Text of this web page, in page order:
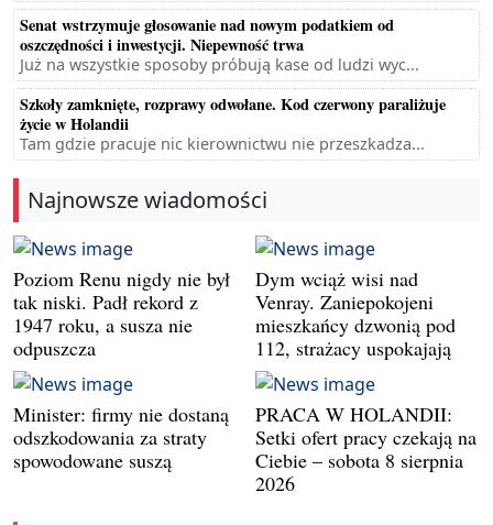
Senat wstrzymuje głosowanie nad nowym podatkiem od
oszczędności i inwestycji. Niepewność trwa
Już na wszystkie sposoby próbują kase od ludzi wyc...
Szkoły zamknięte, rozprawy odwołane. Kod czerwony paraliżuje
życie w Holandii
Tam gdzie pracuje nic kierownictwu nie przeszkadza...
Najnowsze wiadomości
Poziom Renu nigdy nie był
tak niski. Padł rekord z
1947 roku, a susza nie
odpuszcza
Dym wciąż wisi nad
Venray. Zaniepokojeni
mieszkańcy dzwonią pod
112, strażacy uspokajają
Minister: firmy nie dostaną
odszkodowania za straty
spowodowane suszą
PRACA W HOLANDII:
Setki ofert pracy czekają na
Ciebie – sobota 8 sierpnia
2026